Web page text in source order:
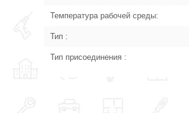
Температура рабочей среды:
Тип :
Тип присоединения :